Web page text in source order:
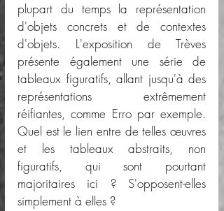
plupart du temps la représentation
d'objets concrets et de contextes
d'objets. L'exposition de Trèves
présente également une série de
tableaux figuratifs, allant jusqu'à des
représentations extrêmement
réifiantes, comme Erro par exemple.
Quel est le lien entre de telles œuvres
et les tableaux abstraits, non
figuratifs, qui sont pourtant
majoritaires ici ? S'opposent-elles
simplement à elles ?